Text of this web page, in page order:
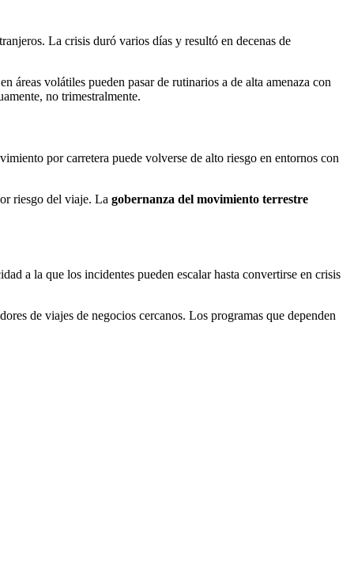
La crisis duró varios días y resultó en decenas de
áreas volátiles pueden pasar de rutinarios a de alta amenaza con
no trimestralmente.
por carretera puede volverse de alto riesgo en entornos con
riesgo del viaje. La gobernanza del movimiento terrestre
a la que los incidentes pueden escalar hasta convertirse en crisis
de viajes de negocios cercanos. Los programas que dependen